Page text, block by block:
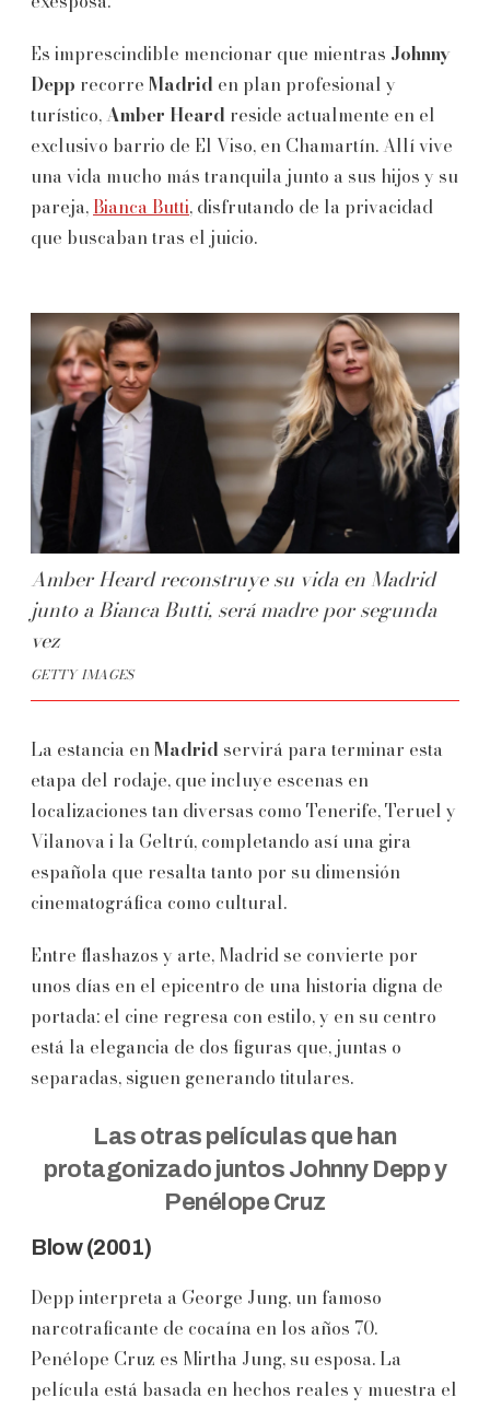
Es imprescindible mencionar que mientras Johnny
Depp recorre Madrid en plan profesional y
turístico,Amber Heard reside actualmente en el
exclusivo barrio de El Viso, en Chamartín. Allí vive
una vida mucho más tranquila junto a sus hijos y su
pareja, Bianca Butti, disfrutando de la privacidad
que buscaban tras el juicio.
Amber Heard reconstruye su vida en Madrid
junto a Bianca Butti, será madre por segunda
vez
GETTY IMAGES
La estancia enMadrid servirá para terminar esta
etapa del rodaje, que incluye escenas en
localizaciones tan diversas como Tenerife, Teruel y
Vilanova i la Geltrú, completando así una gira
española que resalta tanto por su dimensión
cinematográfica como cultural.
Entre flashazos y arte, Madrid se convierte por
unos días en el epicentro de una historia digna de
portada: el cine regresa con estilo, y en su centro
está la elegancia de dos figuras que, juntas o
separadas, siguen generando titulares.
Las otras películas que han
protagonizado juntos Johnny Deppy
Penélope Cruz
Blow (2001)
Depp interpreta a George Jung, un famoso
narcotraficante de cocaína en los años 70.
Penélope Cruz es Mirtha Jung, su esposa. La
película está basada en hechos reales y muestra el